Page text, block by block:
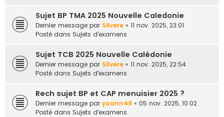
Sujet BP TMA 2025 Nouvelle Caledonie
Dernier message par Silvere « 11 nov. 2025, 23:01
Posté dans Sujets d'examens
Sujet TCB 2025 Nouvelle Calédonie
Dernier message par Silvere « 11 nov. 2025, 22:54
Posté dans Sujets d'examens
Rech sujet BP et CAP menuisier 2025 ?
Dernier message par yoann49 « 05 nov. 2025, 10:02
Posté dans Sujets d'examens